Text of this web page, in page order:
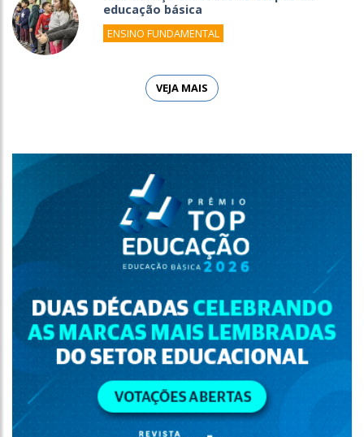
educação básica
ENSINO FUNDAMENTAL
VEJA MAIS